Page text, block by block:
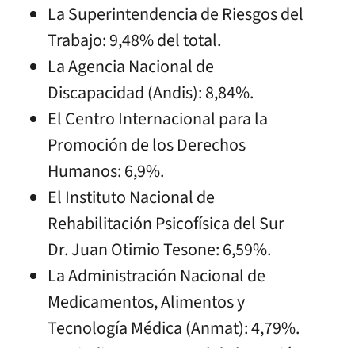
La Superintendencia de Riesgos del
Trabajo: 9,48% del total.
La Agencia Nacional de
Discapacidad (Andis): 8,84%.
El Centro Internacional para la
Promoción de los Derechos
Humanos: 6,9%.
El Instituto Nacional de
Rehabilitación Psicofísica del Sur
Dr. Juan Otimio Tesone: 6,59%.
La Administración Nacional de
Medicamentos, Alimentos y
Tecnología Médica (Anmat): 4,79%.